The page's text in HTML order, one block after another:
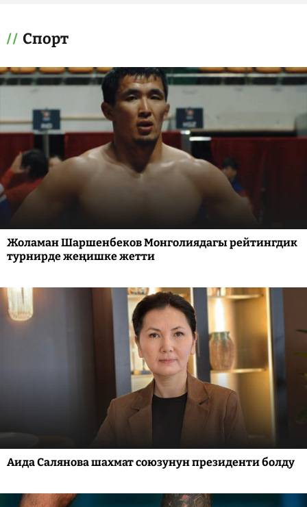
Спорт
Жоламан Шаршенбеков Монголиядагы рейтингдик
турнирде жеңишке жетти
Аида Салянова шахмат союзунун президенти болду